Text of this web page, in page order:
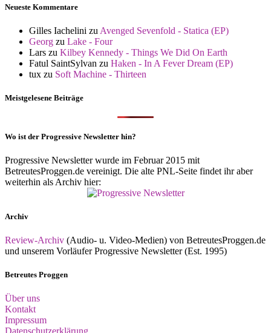
Neueste Kommentare
Gilles Iachelini zu Avenged Sevenfold - Statica (EP)
Georg zu Lake - Four
Lars zu Kilbey Kennedy - Things We Did On Earth
Fatul SaintSylvan zu Haken - In A Fever Dream (EP)
tux zu Soft Machine - Thirteen
Meistgelesene Beiträge
Wo ist der Progressive Newsletter hin?
Progressive Newsletter wurde im Februar 2015 mit
BetreutesProggen.de vereinigt. Die alte PNL-Seite findet ihr aber
weiterhin als Archiv hier:
Archiv
Review-Archiv (Audio- u. Video-Medien) von BetreutesProggen.de
und unserem Vorläufer Progressive Newsletter (Est. 1995)
Betreutes Proggen
Über uns
Kontakt
Impressum